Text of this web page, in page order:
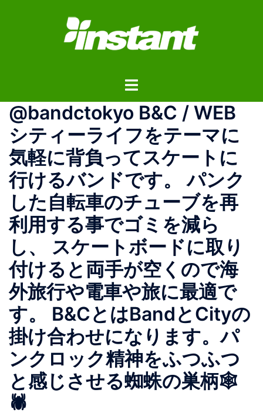
ス
ト
ル
メ
ニ
ュ
ー
@bandctokyo B&C / WEB
シティーライフをテーマに
気軽に背負ってスケートに
行けるバンドです。 パンク
した自転車のチューブを再
利用する事でゴミを減ら
し、 スケートボードに取り
付けると両手が空くので海
外旅行や電車や旅に最適で
す。 B&CとはBandとCityの
掛け合わせになります。パ
ンクロック精神をふつふつ
と感じさせる蜘蛛の巣柄🕸
🕷